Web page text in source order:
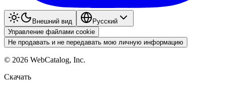
Внешний вид
Pyccкий
Управление файлами cookie
Не продавать и не передавать мою личную информацию
© 2026 WebCatalog, Inc.
Скачать